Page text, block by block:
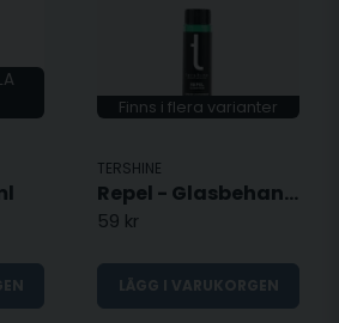
anpassad för att ge ett strålande
ludd eller märken efter sig.
Finns i flera varianter
TERSHINE
Repel - Glasbehandling
59 kr
LÄGG I VARUKORGEN